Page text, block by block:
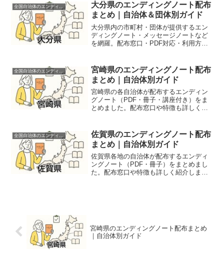
大分県のエンディングノート配布
まとめ｜自治体＆団体別ガイド
大分県内の市町村・団体が提供するエン
ディングノート・メッセージノートなど
を網羅。配布窓口・PDF対応・利用方法
宮崎県のエンディングノート配布
まとめ｜自治体別ガイド
宮崎県の各自治体が配布するエンディン
グノート（PDF・冊子・講座付き）をま
とめました。配布窓口や特徴も詳しく紹
全国自治体のエンディングノート配布情報
佐賀県のエンディングノート配布
まとめ｜自治体別ガイド
佐賀県各地の自治体が配布するエンディ
ングノート（PDF・冊子）をまとめまし
た。配布窓口や特徴も詳しく紹介しま
宮崎県のエンディングノート配布まとめ
｜自治体別ガイド